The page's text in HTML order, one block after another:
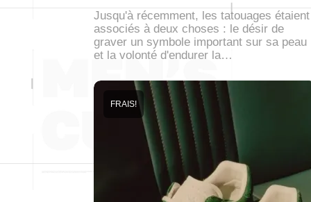
Jusqu'à récemment, les tatouages étaient
associés à deux choses : le désir de
graver un symbole important sur sa peau
et la volonté d'endurer la…
FRAIS!